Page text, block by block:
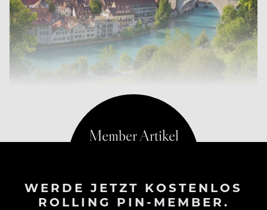
WERDE JETZT KOSTENLOS
ROLLING PIN-MEMBER.